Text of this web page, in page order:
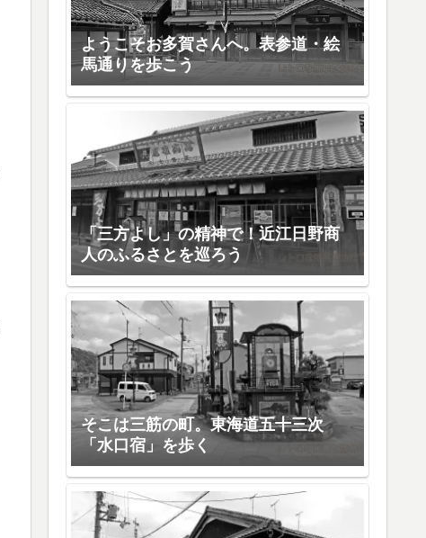
ようこそお多賀さんへ。表参道・絵
馬通りを歩こう
「三方よし」の精神で！近江日野商
人のふるさとを巡ろう
そこは三筋の町。東海道五十三次
「水口宿」を歩く